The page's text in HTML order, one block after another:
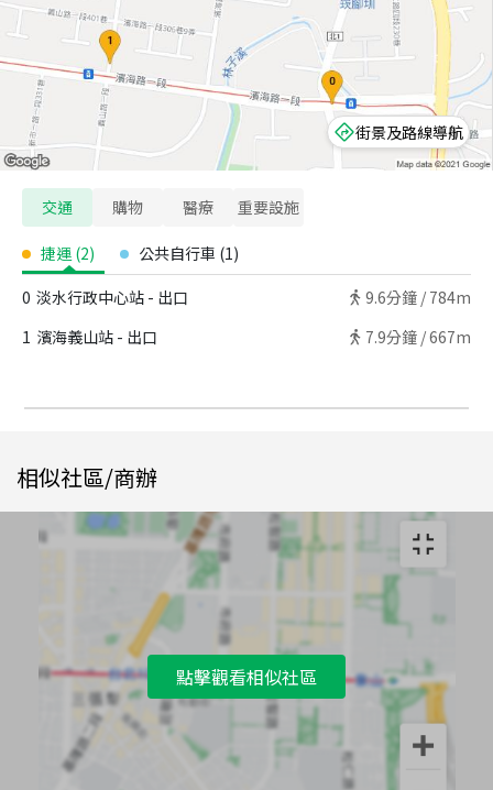
街景及路線導航
交通 購物 醫療 重要設施
捷運 (2) 公共自行車 (1)
0 淡水行政中心站 - 出口 9.6分鐘 / 784m
1 濱海義山站 - 出口 7.9分鐘 /667m
相似社區/商辦
點擊觀看相似社區